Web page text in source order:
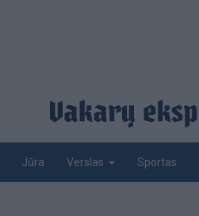
Jūra Verslas Sportas